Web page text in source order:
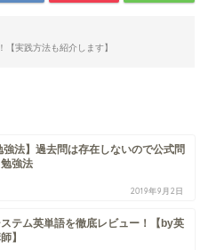
【実践方法も紹介します】
強法】過去問は存在しないので公式問
強法
2019年9月2日
ステム英単語を徹底レビュー！【by英
】